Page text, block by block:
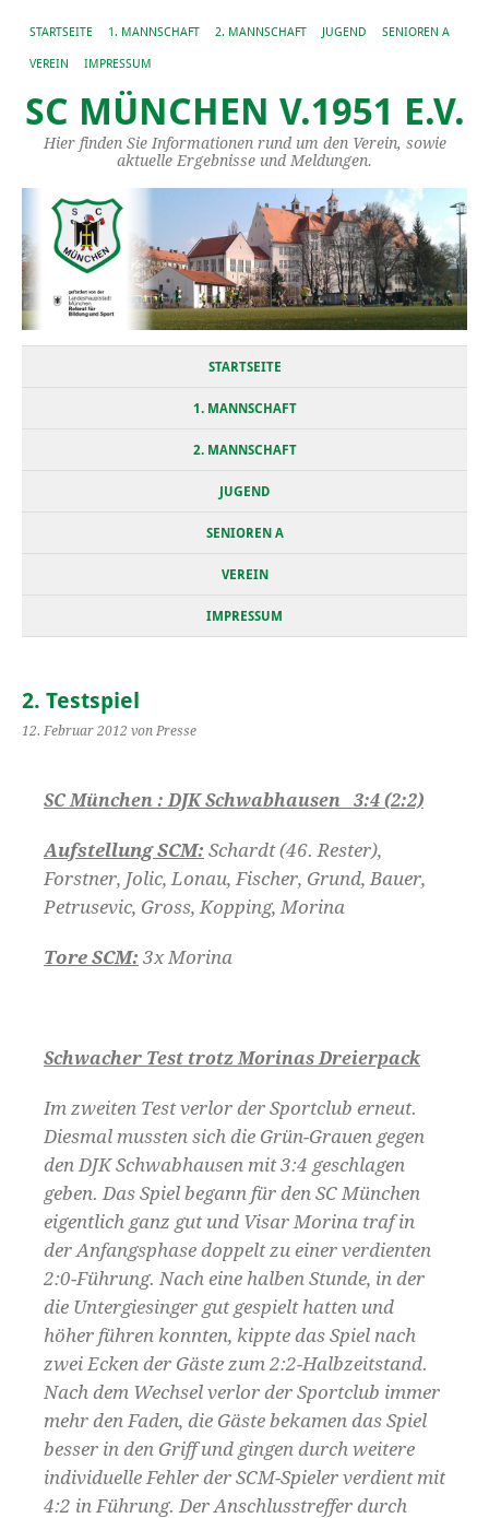
STARTSEITE 1. MANNSCHAFT 2. MANNSCHAFT JUGEND SENIOREN A
VEREIN IMPRESSUM
SC MÜNCHEN V.1951 E.V.
Hier finden Sie Informationen rund um den Verein, sowie
aktuelle Ergebnisse und Meldungen.
STARTSEITE
1. MANNSCHAFT
2. MANNSCHAFT
JUGEND
SENIOREN A
VEREIN
IMPRESSUM
2. Testspiel
12. Februar 2012 von Presse
SC München : DJK Schwabhausen 3:4 (2:2)
Aufstellung SCM: Schardt (46. Rester),
Forstner, Jolic, Lonau, Fischer, Grund, Bauer,
Petrusevic, Gross, Kopping, Morina
Tore SCM: 3x Morina
Schwacher Test trotz Morinas Dreierpack
Im zweiten Test verlor der Sportclub erneut.
Diesmal mussten sich die Grün-Grauen gegen
den DJK Schwabhausen mit 3:4 geschlagen
geben. Das Spiel begann für den SC München
eigentlich ganz gut und Visar Morina traf in
der Anfangsphase doppelt zu einer verdienten
2:0-Führung. Nach eine halben Stunde, in der
die Untergiesinger gut gespielt hatten und
höher führen konnten, kippte das Spiel nach
zwei Ecken der Gäste zum 2:2-Halbzeitstand.
Nach dem Wechsel verlor der Sportclub immer
mehr den Faden, die Gäste bekamen das Spiel
besser in den Griff und gingen durch weitere
individuelle Fehler der SCM-Spieler verdient mit
4:2 in Führung. Der Anschlusstreffer durch